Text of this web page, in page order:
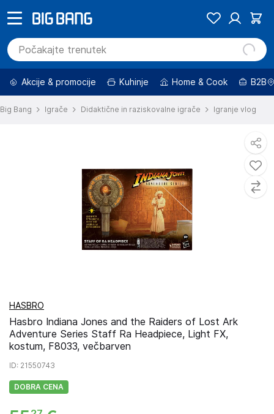
Akcije & promocije Kuhinje Home & Cook B2B
Big Bang Igrače Didaktične in raziskovalne igrače Igranje vlog
HASBRO
Hasbro Indiana Jones and the Raiders of Lost Ark
Adventure Series Staff Ra Headpiece, Light FX,
kostum, F8033, večbarven
ID: 21550743
DOBRA CENA